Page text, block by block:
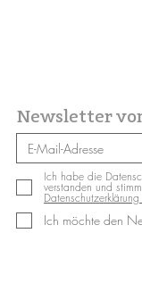
Newsletter
Ich habe die
verstanden und
Ich möchte den